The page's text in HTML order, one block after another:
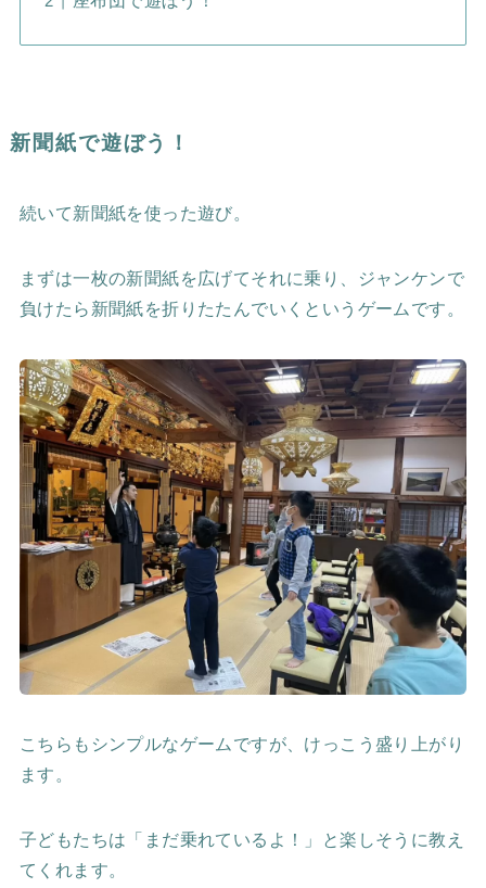
新聞紙で遊ぼう！
続いて新聞紙を使った遊び。
まずは一枚の新聞紙を広げてそれに乗り、ジャンケンで
負けたら新聞紙を折りたたんでいくというゲームです。
こちらもシンプルなゲームですが、けっこう盛り上がり
ます。
子どもたちは「まだ乗れているよ！」と楽しそうに教え
てくれます。